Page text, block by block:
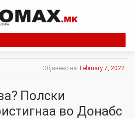
Објавено на: February 7, 2022
Полски
во Донабс